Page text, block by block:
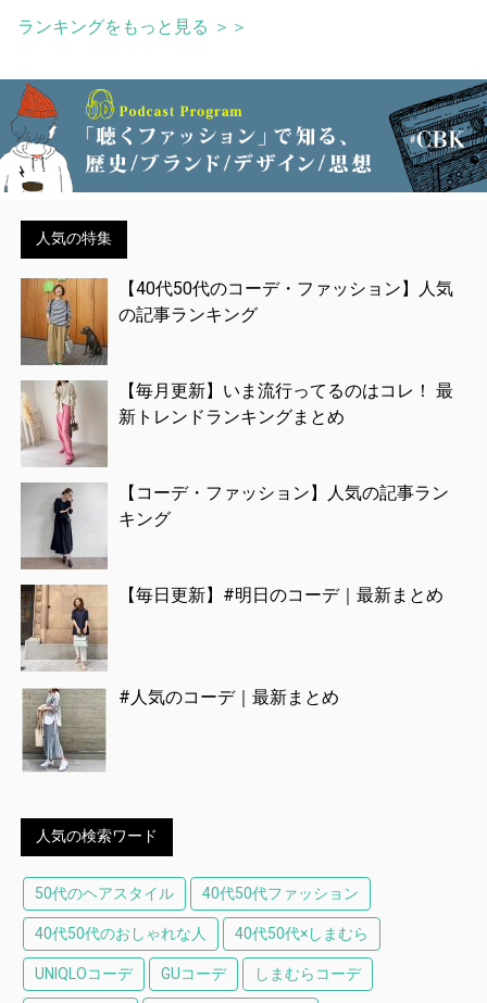
ランキングをもっと見る ＞＞
人気の特集
【40代50代のコーデ・ファッション】人気
の記事ランキング
【毎月更新】いま流行ってるのはコレ！ 最
新トレンドランキングまとめ
【コーデ・ファッション】人気の記事ラン
キング
【毎日更新】#明日のコーデ｜最新まとめ
#人気のコーデ｜最新まとめ
人気の検索ワード
50代のヘアスタイル 40代50代ファッション
40代50代のおしゃれな人 40代50代×しまむら
UNIQLOコーデ GUコーデ しまむらコーデ